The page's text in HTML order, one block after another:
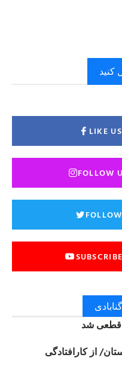
کنید
LIKE
FOLLOW
شد
از کارافتادگی